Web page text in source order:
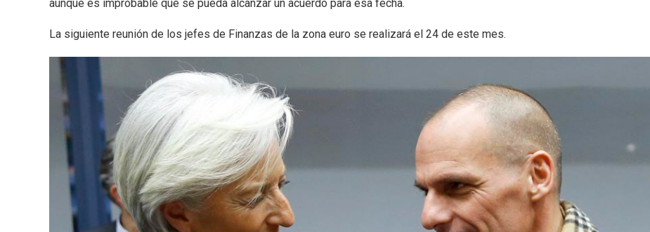
aunque es improbable que se pueda alcanzar un acuerdo para esa fecha.
La siguiente reunión de los jefes de Finanzas de la zona euro se realizará el 24 de este mes.